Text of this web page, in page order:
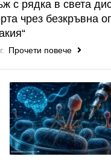
с рядка в света
чрез безкръвна
Прочети повече